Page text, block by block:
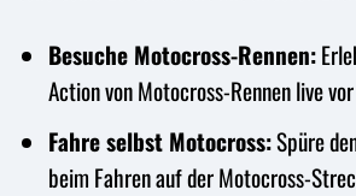
Besuche Motocross-Rennen:
Action von Motocross-Rennen live
Fahre selbst Motocross:Spüre
beim Fahren auf der Motocross-